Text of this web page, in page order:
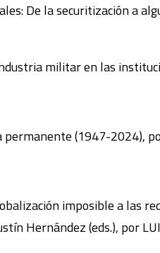
De la securitización a
militar en las
permanente (1947-2024),
imposible a las
Hernández (eds.), por